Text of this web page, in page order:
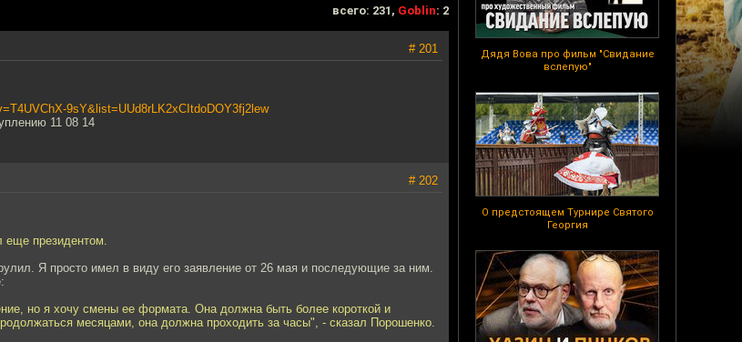
Дядя Вова про фильм "Свидание
вслепую"
О предстоящем Турнире Святого
Георгия
всего: 231, Goblin: 2
# 201
9sY&list=UUd8rLK2xCItdoDOY3fj2lew
11 08 14
# 202
президентом.
Я просто имел в виду его заявление от 26 мая и последующие за ним.
но я хочу смены ее формата. Она должна быть более короткой и
месяцами, она должна проходить за часы", - сказал Порошенко.